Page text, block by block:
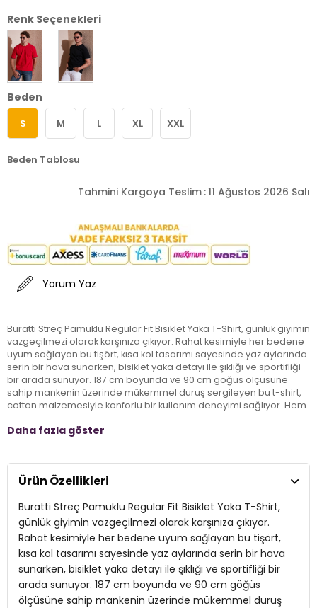
Renk Seçenekleri
Beden
S M L XL XXL
Beden Tablosu
Tahmini Kargoya Teslim :11 Ağustos 2026 Salı
Yorum Yaz
Buratti Streç Pamuklu Regular Fit Bisiklet Yaka T-Shirt, günlük giyimin
vazgeçilmezi olarak karşınıza çıkıyor. Rahat kesimiyle her bedene
uyum sağlayan bu tişört, kısa kol tasarımı sayesinde yaz aylarında
serin bir hava sunarken, bisiklet yaka detayı ile şıklığı ve sportifliği
bir arada sunuyor. 187 cm boyunda ve 90 cm göğüs ölçüsüne
sahip mankenin üzerinde mükemmel duruş sergileyen bu t-shirt,
cotton malzemesiyle konforlu bir kullanım deneyimi sağlıyor. Hem
tercih olan Buratti T-Shirt, gardırobunuzda mutlaka yer alması
Giyim Tarzı:Günlük/Casual
Yaka Tipi:Bisiklet Yaka
Kol Tipi:Kısa Kol
Kalıp Bilgisi:Regular Fit
Daha fazla göster
Ürün Özellikleri
Buratti Streç Pamuklu Regular Fit Bisiklet Yaka T-Shirt,
günlük giyimin vazgeçilmezi olarak karşınıza çıkıyor.
Rahat kesimiyle her bedene uyum sağlayan bu tişört,
kısa kol tasarımı sayesinde yaz aylarında serin bir hava
sunarken, bisiklet yaka detayı ile şıklığı ve sportifliği bir
arada sunuyor. 187 cm boyunda ve 90 cm göğüs
ölçüsüne sahip mankenin üzerinde mükemmel duruş